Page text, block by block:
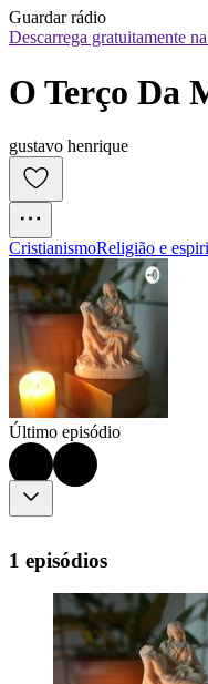
Guardar rádio
Descarrega gratuitamente
O Terço Da
gustavo henrique
CristianismoReligião e
Último episódio
1 episódios